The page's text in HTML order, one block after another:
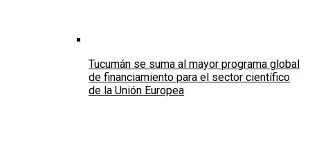
Tucumán se suma al mayor programa global
de financiamiento para el sector científico
de la Unión Europea